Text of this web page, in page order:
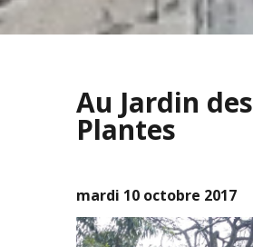
Au Jardin des
Plantes
mardi 10 octobre 2017